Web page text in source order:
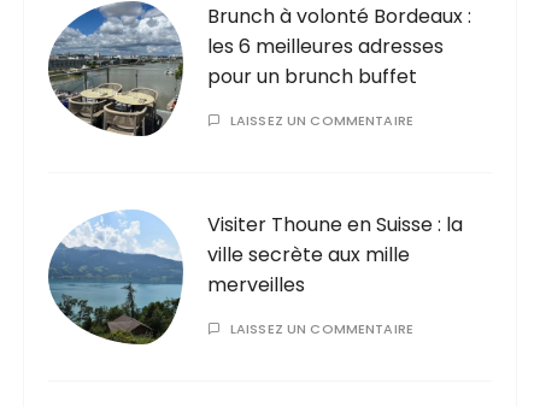
Brunch à volonté Bordeaux :
les 6 meilleures adresses
pour un brunch buffet
LAISSEZ UN COMMENTAIRE
Visiter Thoune en Suisse : la
ville secrète aux mille
merveilles
LAISSEZ UN COMMENTAIRE